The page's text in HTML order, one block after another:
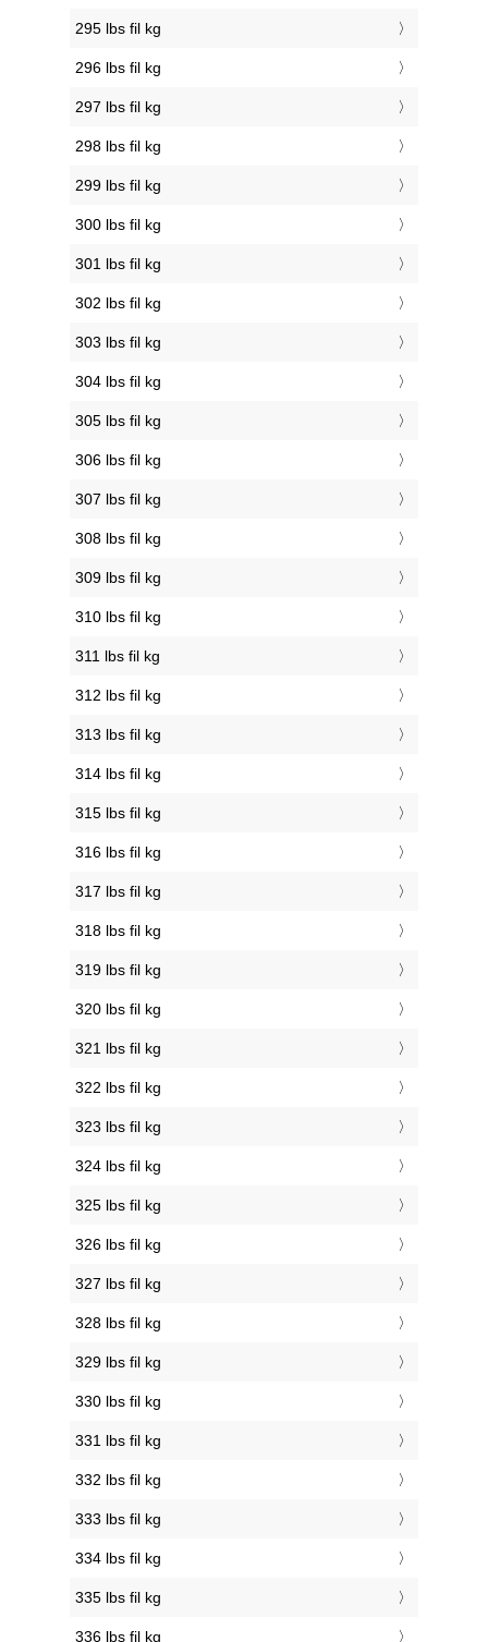
295 lbs fil kg
296 lbs fil kg
297 lbs fil kg
298 lbs fil kg
299 lbs fil kg
300 lbs fil kg
301 lbs fil kg
302 lbs fil kg
303 lbs fil kg
304 lbs fil kg
305 lbs fil kg
306 lbs fil kg
307 lbs fil kg
308 lbs fil kg
309 lbs fil kg
310 lbs fil kg
311 lbs fil kg
312 lbs fil kg
313 lbs fil kg
314 lbs fil kg
315 lbs fil kg
316 lbs fil kg
317 lbs fil kg
318 lbs fil kg
319 lbs fil kg
320 lbs fil kg
321 lbs fil kg
322 lbs fil kg
323 lbs fil kg
324 lbs fil kg
325 lbs fil kg
326 lbs fil kg
327 lbs fil kg
328 lbs fil kg
329 lbs fil kg
330 lbs fil kg
331 lbs fil kg
332 lbs fil kg
333 lbs fil kg
334 lbs fil kg
335 lbs fil kg
336 lbs fil kg